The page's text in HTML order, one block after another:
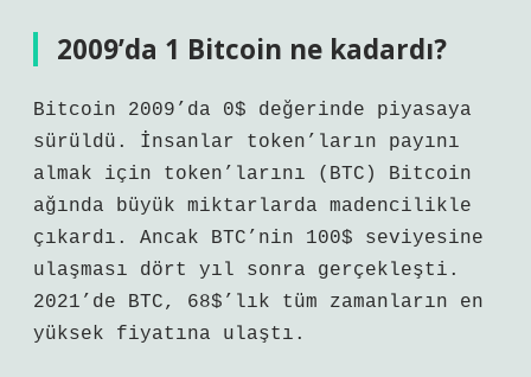
2009’da 1 Bitcoin ne kadardı?
Bitcoin 2009’da 0$ değerinde piyasaya
sürüldü. İnsanlar token’ların payını
almak için token’larını (BTC) Bitcoin
ağında büyük miktarlarda madencilikle
çıkardı. Ancak BTC’nin 100$ seviyesine
ulaşması dört yıl sonra gerçekleşti.
2021’de BTC, 68$’lık tüm zamanların en
yüksek fiyatına ulaştı.